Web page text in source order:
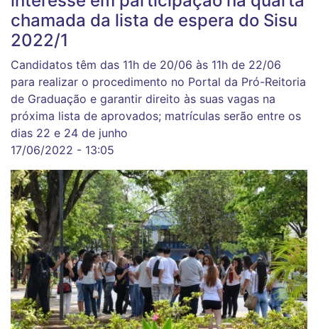
chamada da lista de espera do Sisu
2022/1
Candidatos têm das 11h de 20/06 às 11h de 22/06
para realizar o procedimento no Portal da Pró-Reitoria
de Graduação e garantir direito às suas vagas na
próxima lista de aprovados; matrículas serão entre os
dias 22 e 24 de junho
17/06/2022 - 13:05